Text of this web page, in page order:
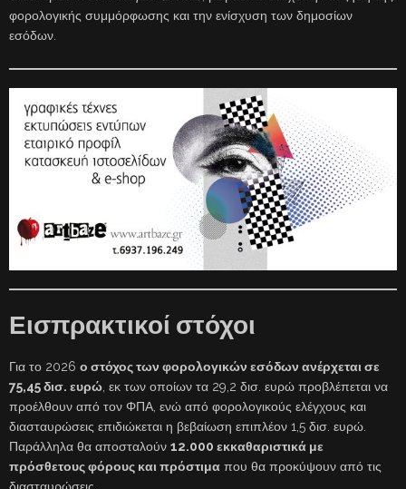
φορολογικής συμμόρφωσης και την ενίσχυση των δημοσίων
εσόδων.
Εισπρακτικοί στόχοι
Για το 2026 ο στόχος των φορολογικών εσόδων ανέρχεται σε
75,45 δισ. ευρώ, εκ των οποίων τα 29,2 δισ. ευρώ προβλέπεται να
προέλθουν από τον ΦΠΑ, ενώ από φορολογικούς ελέγχους και
διασταυρώσεις επιδιώκεται η βεβαίωση επιπλέον 1,5 δισ. ευρώ.
Παράλληλα θα αποσταλούν 12.000 εκκαθαριστικά με
πρόσθετους φόρους και πρόστιμα που θα προκύψουν από τις